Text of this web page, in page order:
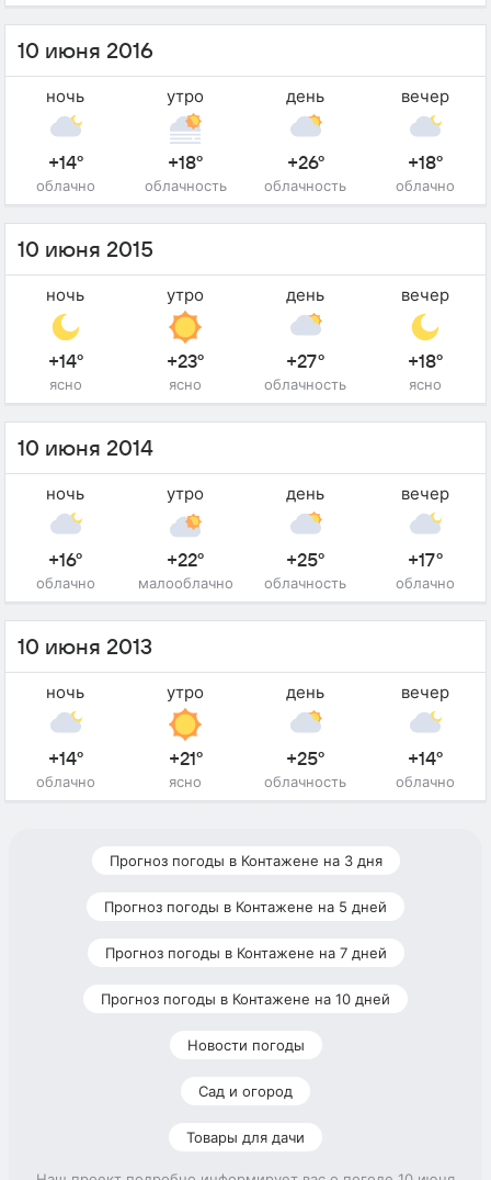
10 июня 2016
ночь
+14°
облачно
утро
+18°
облачность
день
+26°
облачность
вечер
+18°
облачно
10 июня 2015
ночь
+14°
ясно
утро
+23°
ясно
день
+27°
облачность
вечер
+18°
ясно
10 июня 2014
ночь
+16°
облачно
утро
+22°
малооблачно
день
+25°
облачность
вечер
+17°
облачно
10 июня 2013
ночь
+14°
облачно
утро
+21°
ясно
день
+25°
облачность
вечер
+14°
облачно
Прогноз погоды в Контажене на 3 дня
Прогноз погоды в Контажене на 5 дней
Прогноз погоды в Контажене на 7 дней
Прогноз погоды в Контажене на 10 дней
Новости погоды
Сад и огород
Товары для дачи